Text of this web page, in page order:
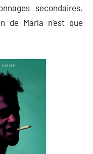
secondaires.
de Marla n’est que